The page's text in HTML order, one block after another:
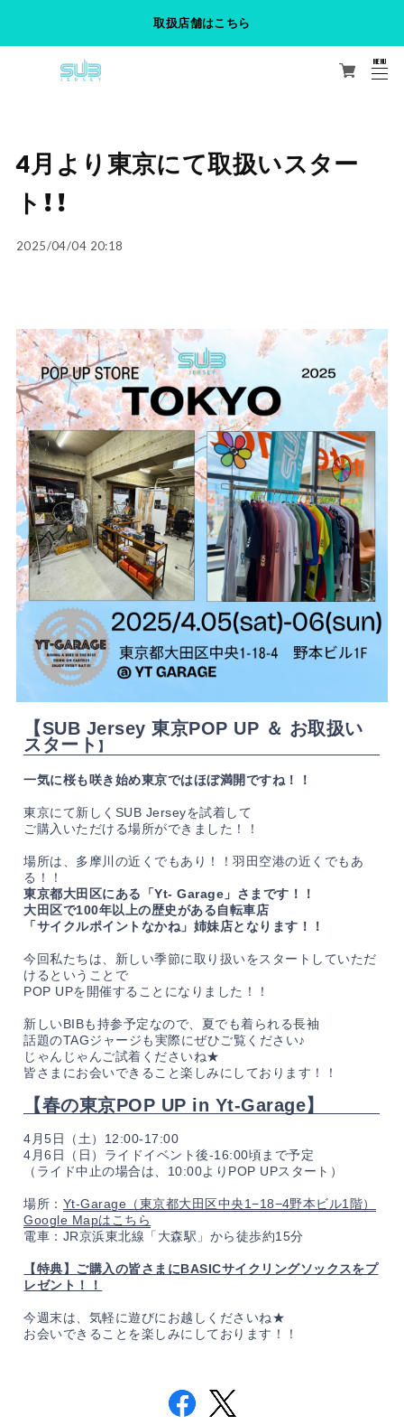
取扱店舗はこちら
MENU
CLOSE
4月より東京にて取扱いスター
ト！！
2025/04/04 20:18
【SUB Jersey 東京POP UP ＆ お取扱い
スタート 】
一気に桜も咲き始め東京ではほぼ満開ですね！！
東京にて新しくSUB Jerseyを試着して
ご購入いただける場所ができました！！
場所は、多摩川の近くでもあり！！羽田空港の近くでもあ
る！！
東京都大田区にある「Yt- Garage」さまです！！
大田区で100年以上の歴史がある自転車店
「サイクルポイントなかね」姉妹店となります！！
今回私たちは、新しい季節に取り扱いをスタートしていただ
けるということで
POP UPを開催することになりました！！
新しいBIBも持参予定なので、夏でも着られる長袖
話題のTAGジャージも実際にぜひご覧ください♪
じゃんじゃんご試着くださいね★
皆さまにお会いできること楽しみにしております！！
【春の東京POP UP in Yt-Garage】
4月5日（土）12:00-17:00
4月6日（日）ライドイベント後-16:00頃まで予定
（ライド中止の場合は、10:00よりPOP UPスタート）
場所： Yt-Garage（東京都大田区中央1−18−4野本ビル1階）
Google Mapはこちら
電車：JR京浜東北線「大森駅」から徒歩約15分
【特典】ご購入の皆さまにBASICサイクリングソックスをプ
レゼント！！
今週末は、気軽に遊びにお越しくださいね★
お会いできることを楽しみにしております！！